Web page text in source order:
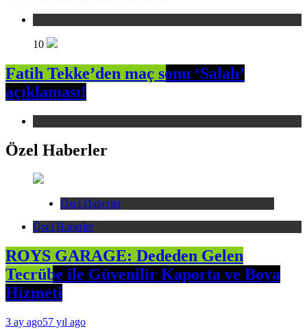
10
Fatih Tekke’den maç sonu ‘Salah’
açıklaması!
Özel Haberler
Özel Haberler
Özel Haberler
ROYS GARAGE: Dededen Gelen
Tecrübe ile Güvenilir Kaporta ve Boya
Hizmeti
3 ay ago57 yıl ago